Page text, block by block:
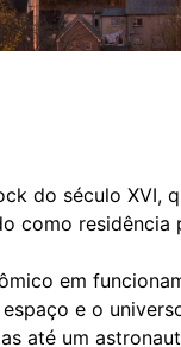
do século XVI,
como residência
em
e o
até um